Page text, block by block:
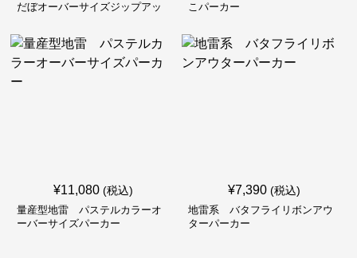
だぼオーバーサイズジップアッ
こパーカー
¥11,080 (税込)
量産型地雷 パステルカラーオ
ーバーサイズパーカー
¥7,390 (税込)
地雷系 バタフライリボンアウ
ターパーカー